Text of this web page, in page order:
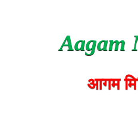
Aagam
आगम